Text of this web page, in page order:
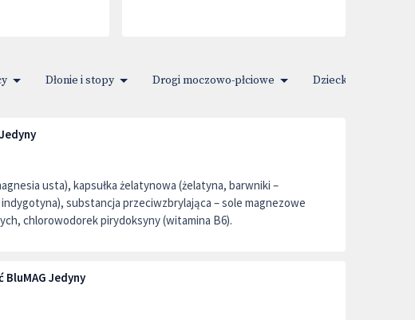
Dłonie i stopy Drogi moczowo-płciowe Dziecko i Mama
usta), kapsułka żelatynowa (żelatyna, barwniki –
substancja przeciwzbrylająca – sole magnezowe
chlorowodorek pirydoksyny (witamina B6).
Jedyny